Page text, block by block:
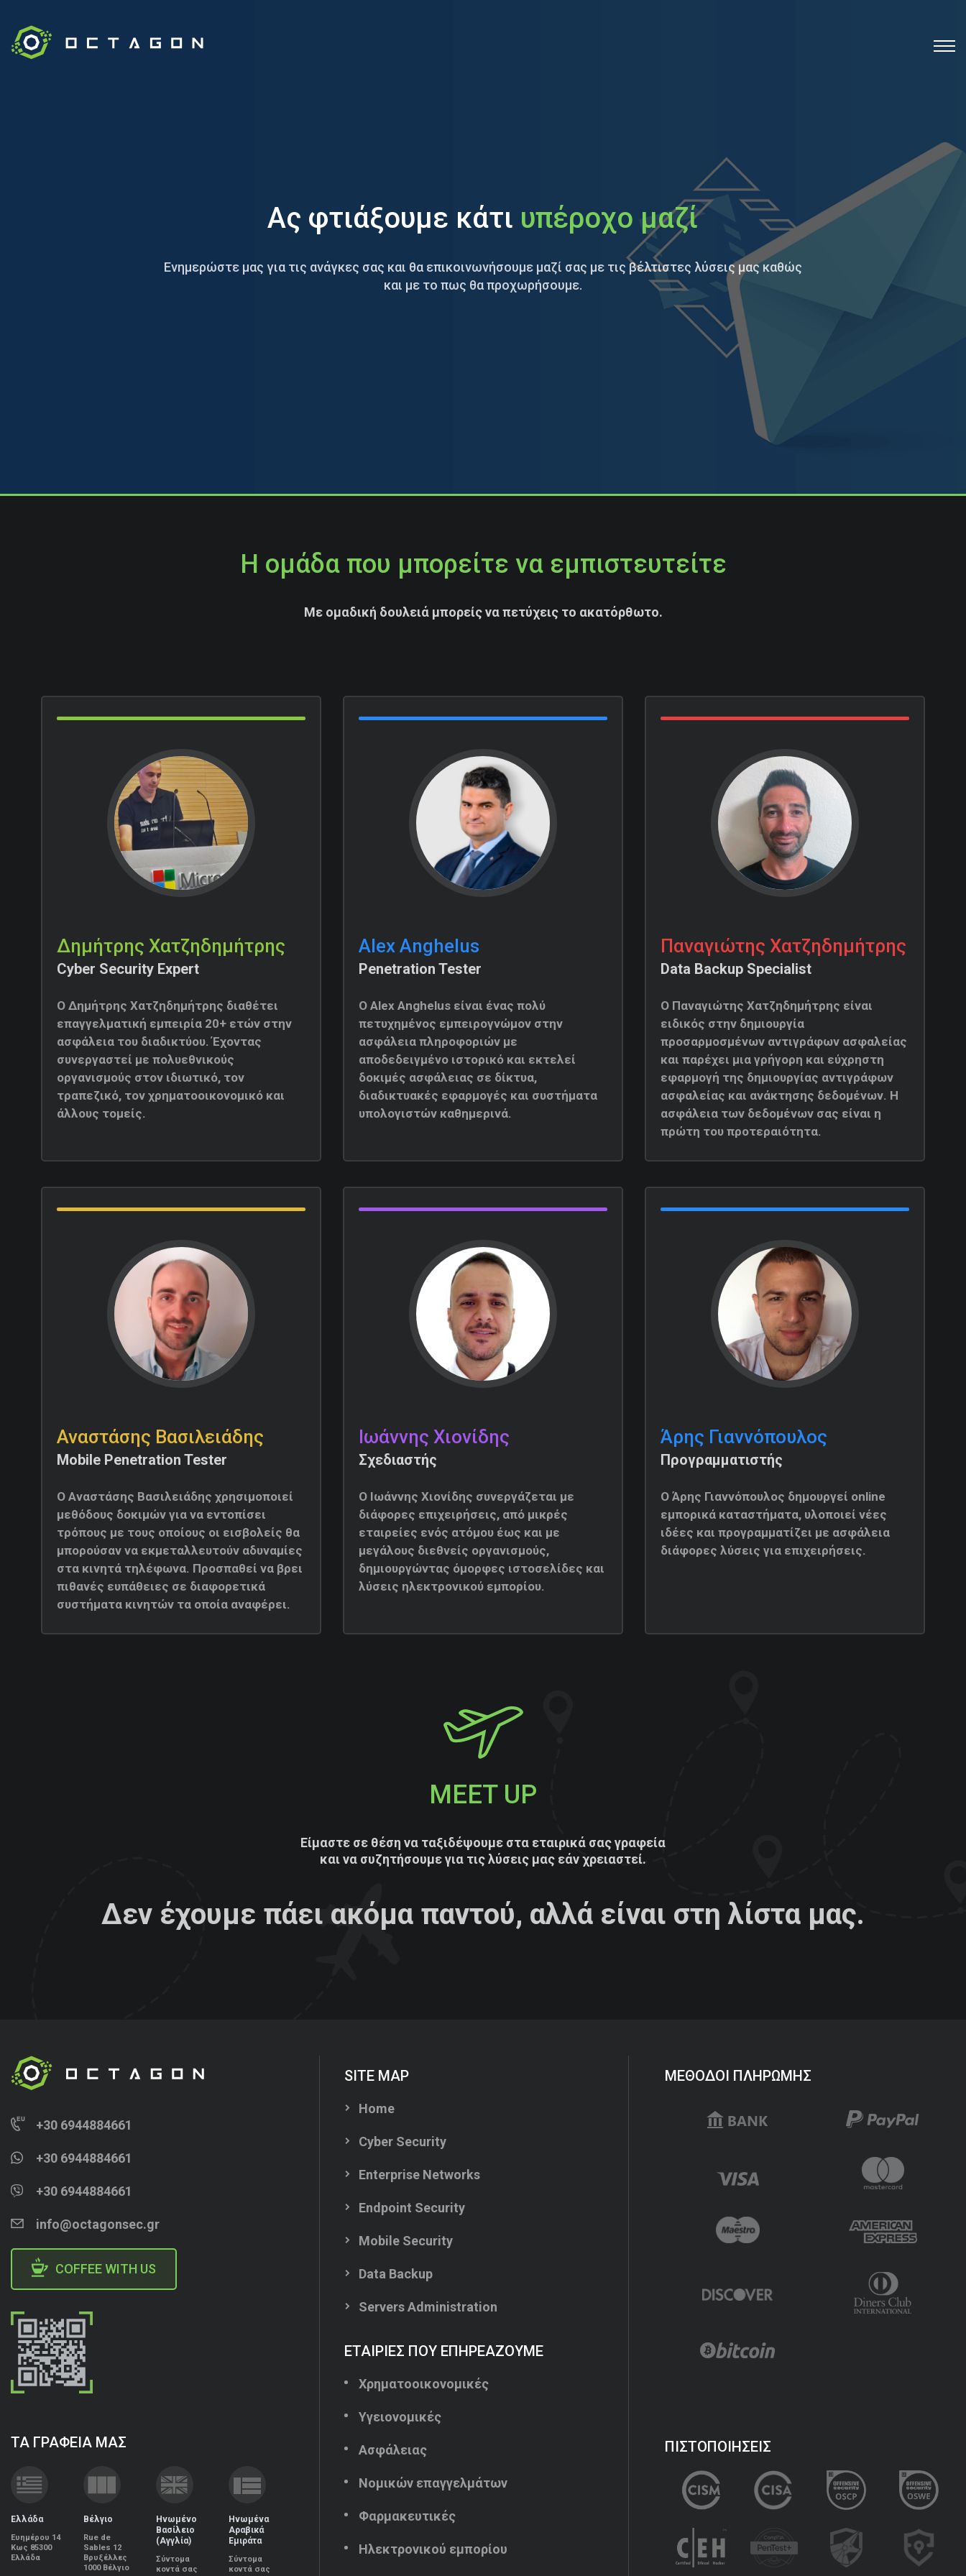
Ας φτιάξουμε κάτι υπέροχο μαζί
Ενημερώστε μας για τις ανάγκες σας και θα επικοινωνήσουμε μαζί σας με τις βέλτιστες λύσεις μας καθώς
και με το πως θα προχωρήσουμε.
Η ομάδα που μπορείτε να εμπιστευτείτε
Με ομαδική δουλειά μπορείς να πετύχεις το ακατόρθωτο.
Δημήτρης Χατζηδημήτρης
Cyber Security Expert
Ο Δημήτρης Χατζηδημήτρης διαθέτει
επαγγελματική εμπειρία 20+ ετών στην
ασφάλεια του διαδικτύου. Έχοντας
συνεργαστεί με πολυεθνικούς
οργανισμούς στον ιδιωτικό, τον
τραπεζικό, τον χρηματοοικονομικό και
άλλους τομείς.
Alex Anghelus
Penetration Tester
Ο Alex Anghelus είναι ένας πολύ
πετυχημένος εμπειρογνώμον στην
ασφάλεια πληροφοριών με
αποδεδειγμένο ιστορικό και εκτελεί
δοκιμές ασφάλειας σε δίκτυα,
διαδικτυακές εφαρμογές και συστήματα
υπολογιστών καθημερινά.
Παναγιώτης Χατζηδημήτρης
Data Backup Specialist
Ο Παναγιώτης Χατζηδημήτρης είναι
ειδικός στην δημιουργία
προσαρμοσμένων αντιγράφων ασφαλείας
και παρέχει μια γρήγορη και εύχρηστη
εφαρμογή της δημιουργίας αντιγράφων
ασφαλείας και ανάκτησης δεδομένων. Η
ασφάλεια των δεδομένων σας είναι η
πρώτη του προτεραιότητα.
Αναστάσης Βασιλειάδης
Mobile Penetration Tester
Ο Αναστάσης Βασιλειάδης χρησιμοποιεί
μεθόδους δοκιμών για να εντοπίσει
τρόπους με τους οποίους οι εισβολείς θα
μπορούσαν να εκμεταλλευτούν αδυναμίες
στα κινητά τηλέφωνα. Προσπαθεί να βρει
πιθανές ευπάθειες σε διαφορετικά
συστήματα κινητών τα οποία αναφέρει.
Ιωάννης Χιονίδης
Σχεδιαστής
Ο Ιωάννης Χιονίδης συνεργάζεται με
διάφορες επιχειρήσεις, από μικρές
εταιρείες ενός ατόμου έως και με
μεγάλους διεθνείς οργανισμούς,
δημιουργώντας όμορφες ιστοσελίδες και
λύσεις ηλεκτρονικού εμπορίου.
Άρης Γιαννόπουλος
Προγραμματιστής
Ο Άρης Γιαννόπουλος δημουργεί online
εμπορικά καταστήματα, υλοποιεί νέες
ιδέες και προγραμματίζει με ασφάλεια
διάφορες λύσεις για επιχειρήσεις.
MEET UP
Είμαστε σε θέση να ταξιδέψουμε στα εταιρικά σας γραφεία
και να συζητήσουμε για τις λύσεις μας εάν χρειαστεί.
Δεν έχουμε πάει ακόμα παντού, αλλά είναι στη λίστα μας.
+30 6944884661
+30 6944884661
+30 6944884661
info@octagonsec.gr
COFFEE WITH US
ΤΑ ΓΡΑΦΕΙΑ ΜΑΣ
Ελλάδα
Ευημέρου 14
Kως 85300
Ελλάδα
Βέλγιο
Rue de
Sables 12
Βρυξέλλες
1000 Βέλγιο
Ηνωμένο
Βασίλειο
(Αγγλία)
Σύντομα
κοντά σας
Ηνωμένα
Αραβικά
Εμιράτα
Σύντομα
κοντά σας
SITE MAP
Home
Cyber Security
Enterprise Networks
Endpoint Security
Mobile Security
Data Backup
Servers Administration
ΕΤΑΙΡΙΕΣ ΠΟΥ ΕΠΗΡΕΑΖΟΥΜΕ
Χρηματοοικονομικές
Υγειονομικές
Ασφάλειας
Νομικών επαγγελμάτων
Φαρμακευτικές
Ηλεκτρονικού εμπορίου
ΜΕΘΟΔΟΙ ΠΛΗΡΩΜΗΣ
ΠΙΣΤΟΠΟΙΗΣΕΙΣ